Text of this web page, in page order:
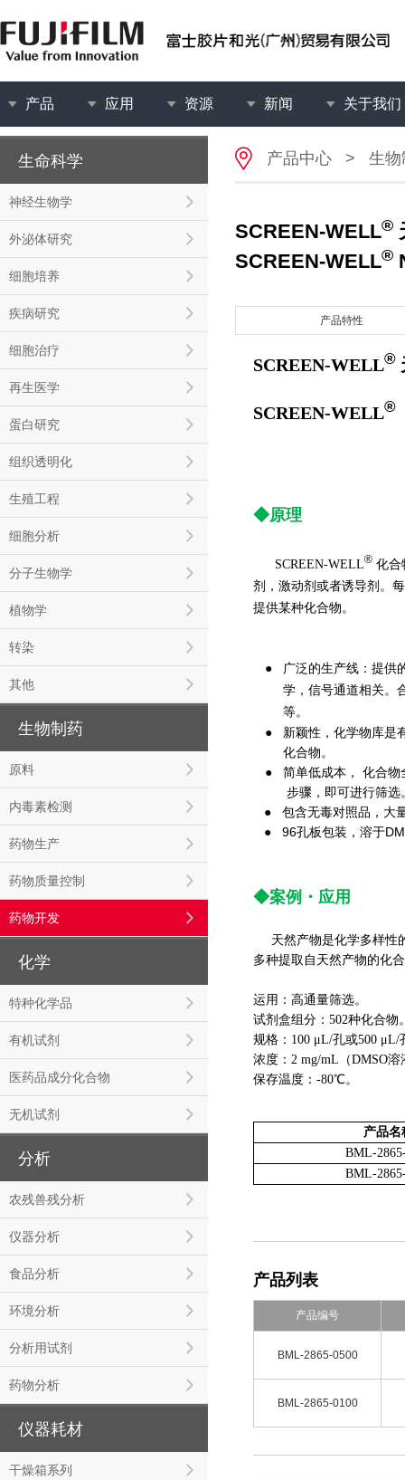
产品 应用 资源 新闻 关于我们
生命科学
神经生物学
外泌体研究
细胞培养
疾病研究
细胞治疗
再生医学
蛋白研究
组织透明化
生殖工程
细胞分析
分子生物学
植物学
转染
其他
生物制药
原料
内毒素检测
药物生产
药物质量控制
药物开发
化学
特种化学品
有机试剂
医药品成分化合物
无机试剂
分析
农残兽残分析
仪器分析
食品分析
环境分析
分析用试剂
药物分析
仪器耗材
干燥箱系列
产品中心 > 生物
SCREEN-WELL®
SCREEN-WELL®
产品特性
SCREEN-WELL®
SCREEN-WELL®
◆原理
SCREEN-WELL® 化合
剂，激动剂或者诱导剂。
提供某种化合物。
● 广泛的生产线： 提供
学， 信号通道相关。
等。
● 新颖性， 化学物库是
化合物。
● 简单低成本， 化合物
步骤，即可进行筛选
● 包含无毒对照品，大
●
96孔板包装，溶于
◆案例 ・ 应用
天然产物是化学多样性
多种提取自天然产物的化
运用：高通量筛选。
试剂盒组分：502种化合
规格：100 μL/孔或500 μL/
浓度：2 mg/mL（DMSO溶
保存温度：-80℃。
产品名
BML-
BML-
产品列表
产品编号
BML-2865-0500
BML-2865-0100